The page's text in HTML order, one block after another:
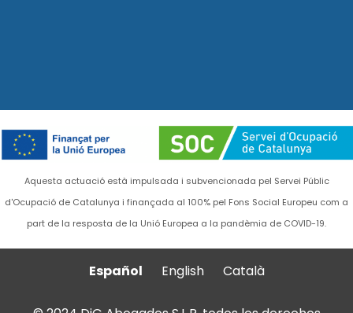
Aquesta actuació està impulsada i subvencionada pel Servei Públic
d'Ocupació de Catalunya i finançada al 100% pel Fons Social Europeu com a
part de la resposta de la Unió Europea a la pandèmia de COVID-19.
Español English Català